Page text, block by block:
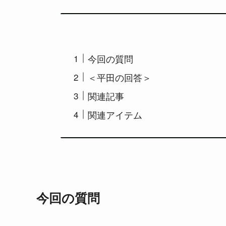
今回の質問
＜平田の回答＞
関連記事
関連アイテム
今回の質問